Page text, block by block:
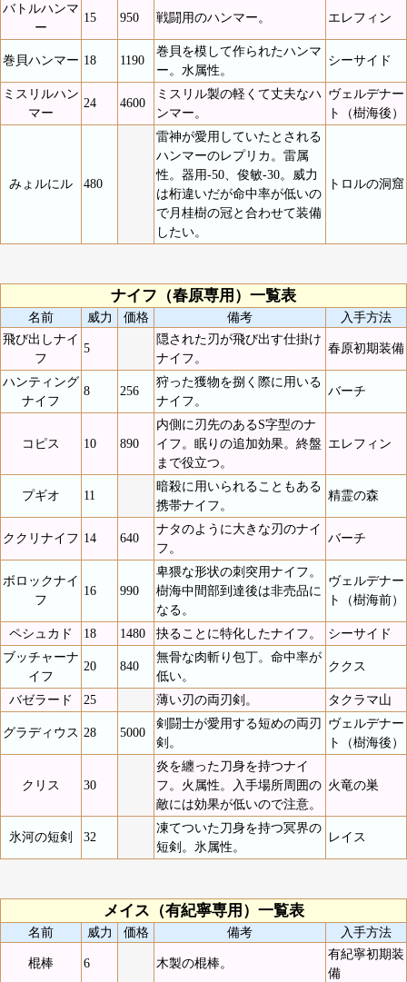
バトルハンマ
ー
15 950 戦闘用のハンマー。 エレフィン
巻貝ハンマー 18 1190
巻貝を模して作られたハンマ
ー。水属性。
シーサイド
ミスリルハン
マー
24 4600
ミスリル製の軽くて丈夫なハ
ンマー。
ヴェルデナー
ト（樹海後）
みょルにル 480
雷神が愛用していたとされる
ハンマーのレプリカ。雷属
性。器用-50、俊敏-30。威力
は桁違いだが命中率が低いの
で月桂樹の冠と合わせて装備
したい。
トロルの洞窟
ナイフ（春原専用）一覧表
名前 威力 価格 備考
入手方法
飛び出しナイ
フ
5
隠された刃が飛び出す仕掛け
ナイフ。
春原初期装備
ハンティング
ナイフ
8 256
狩った獲物を捌く際に用いる
ナイフ。
バーチ
コピス 10 890
内側に刃先のあるS字型のナ
イフ。眠りの追加効果。終盤
まで役立つ。
エレフィン
プギオ 11
暗殺に用いられることもある
携帯ナイフ。
精霊の森
ククリナイフ 14 640
ナタのように大きな刃のナイ
フ。
バーチ
ボロックナイ
フ
16 990
卑猥な形状の刺突用ナイフ。
樹海中間部到達後は非売品に
なる。
ヴェルデナー
ト（樹海前）
ペシュカド 18 1480 抉ることに特化したナイフ。
シーサイド
ブッチャーナ
イフ
20 840
無骨な肉斬り包丁。命中率が
低い。
ククス
バゼラード 25 薄い刃の両刃剣。 タクラマ山
グラディウス 28 5000
剣闘士が愛用する短めの両刃
剣。
ヴェルデナー
ト（樹海後）
クリス 30
炎を纏った刀身を持つナイ
フ。火属性。入手場所周囲の
敵には効果が低いので注意。
火竜の巣
氷河の短剣 32
凍てついた刀身を持つ冥界の
短剣。氷属性。
レイス
メイス（有紀寧専用）一覧表
名前 威力 価格 備考 入手方法
棍棒 6 木製の棍棒。
有紀寧初期装
備